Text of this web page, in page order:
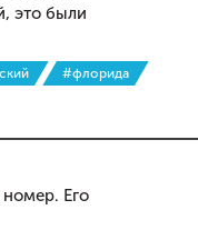
это были
#флорида
Его